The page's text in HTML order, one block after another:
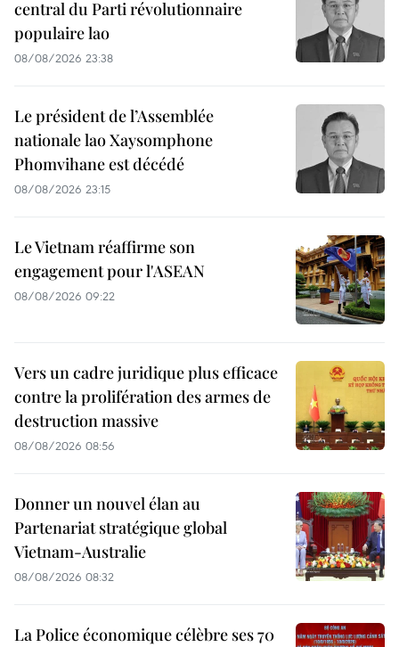
central du Parti révolutionnaire
populaire lao
08/08/2026 23:38
Le président de l’Assemblée
nationale lao Xaysomphone
Phomvihane est décédé
08/08/2026 23:15
Le Vietnam réaffirme son
engagement pour l'ASEAN
08/08/2026 09:22
Vers un cadre juridique plus efficace
contre la prolifération des armes de
destruction massive
08/08/2026 08:56
Donner un nouvel élan au
Partenariat stratégique global
Vietnam-Australie
08/08/2026 08:32
La Police économique célèbre ses 70